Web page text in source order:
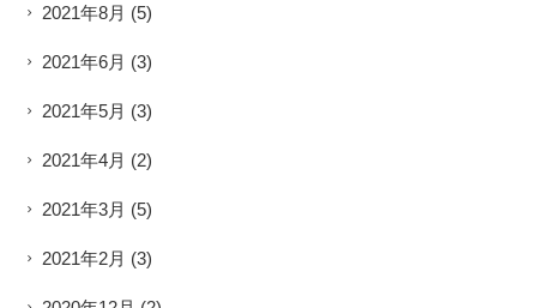
2021年8月 (5)
2021年6月 (3)
2021年5月 (3)
2021年4月 (2)
2021年3月 (5)
2021年2月 (3)